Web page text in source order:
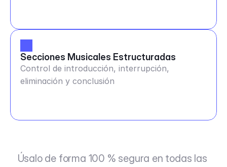
Secciones Musicales Estructuradas
Control de introducción, interrupción,
eliminación y conclusión
Úsalo de forma 100 % segura en todas las